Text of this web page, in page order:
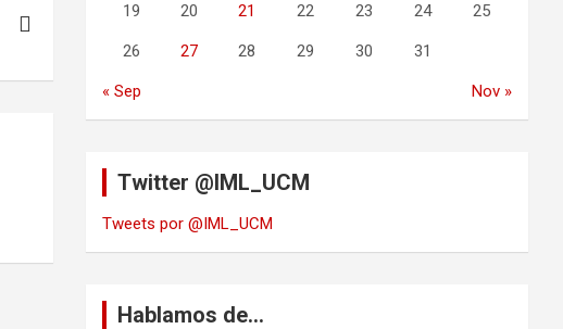
19 20 21 22 23 24 25
26 27 28 29 30 31
« Sep Nov »
Twitter @IML_UCM
Tweets por @IML_UCM
Hablamos de…